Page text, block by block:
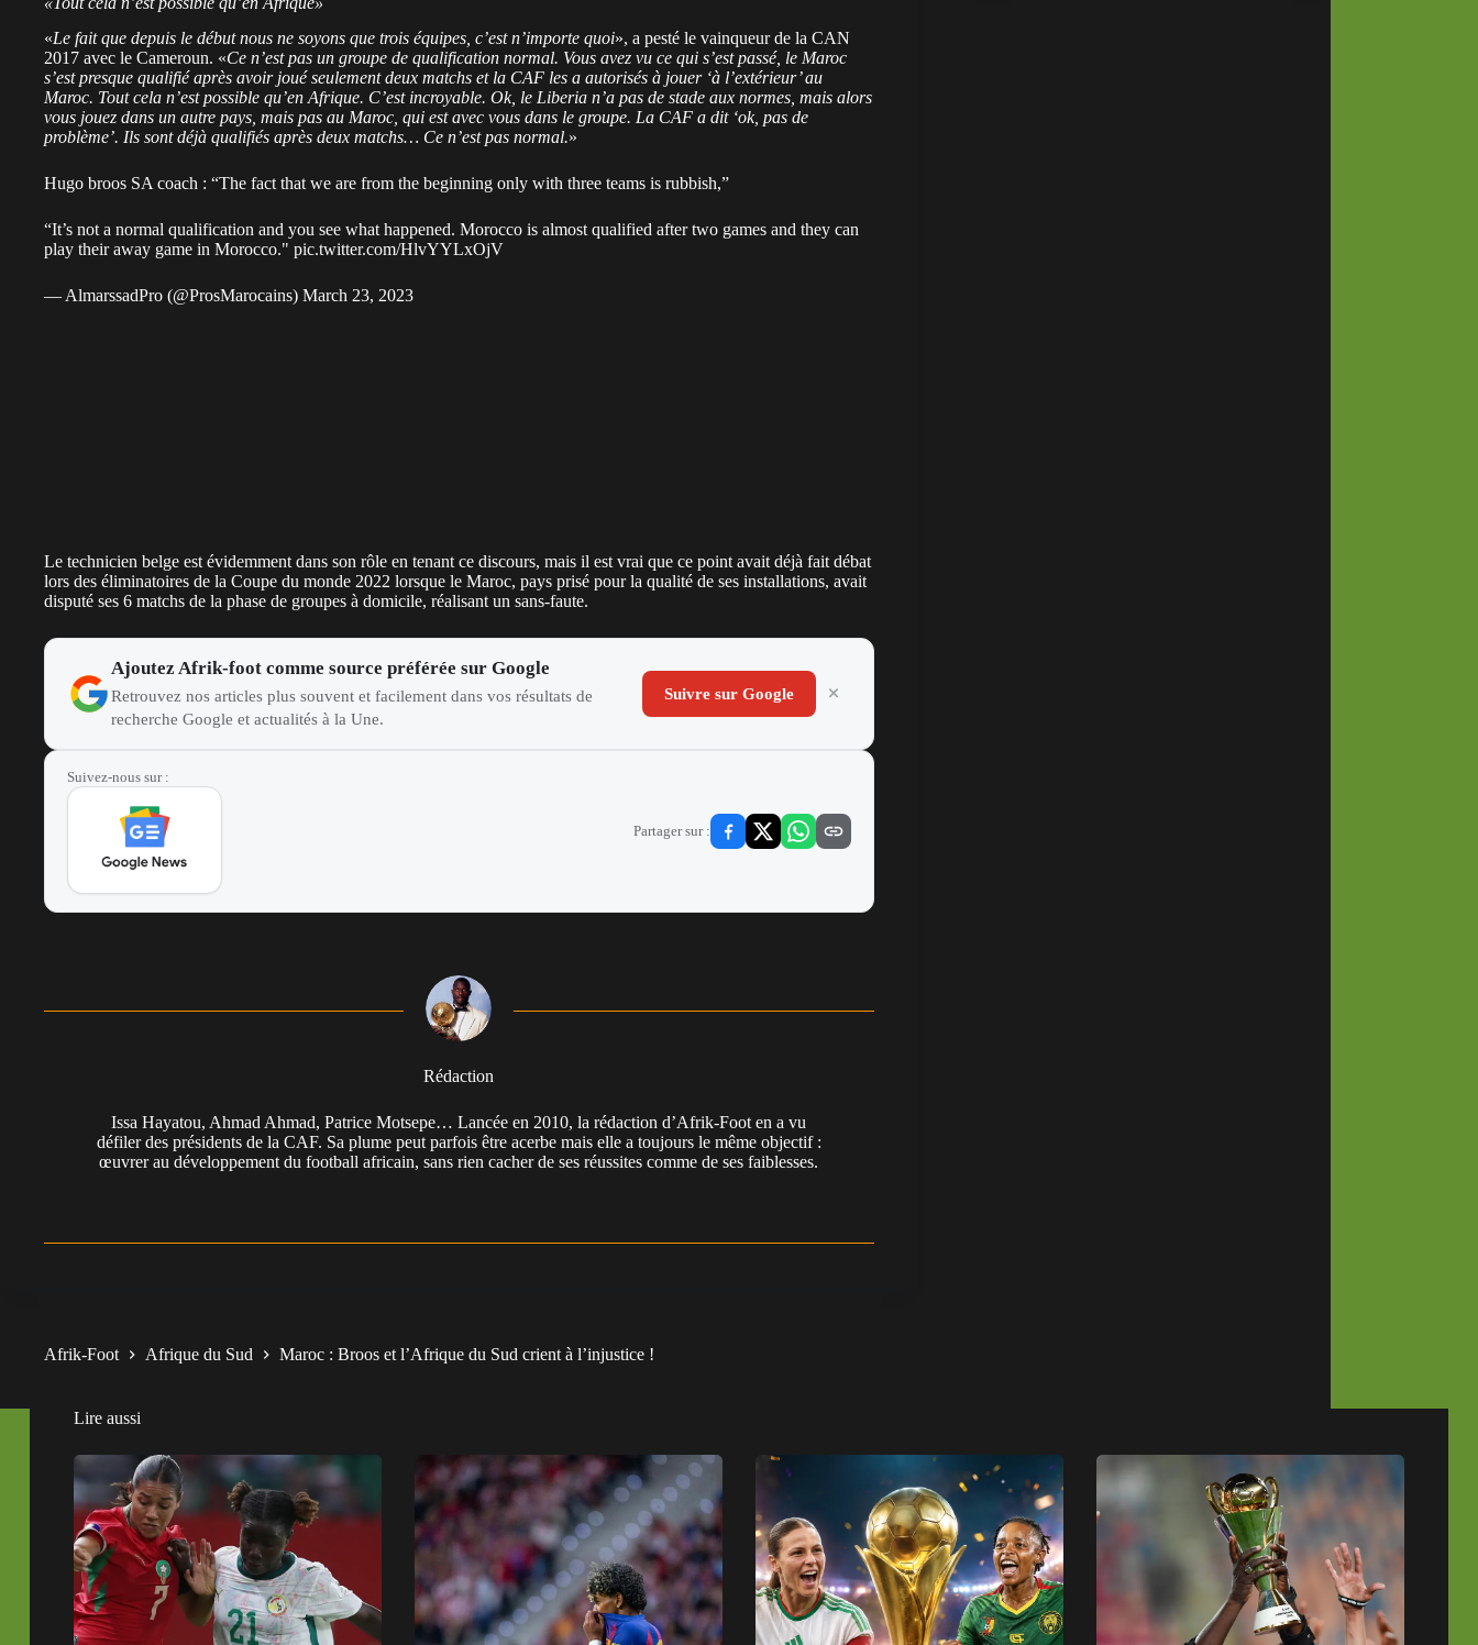
«Le fait que depuis le début nous ne soyons que trois équipes, c’est n’importe quoi», a pesté le vainqueur de la CAN
2017 avec le Cameroun. «Ce n’est pas un groupe de qualification normal. Vous avez vu ce qui s’est passé, le Maroc
s’est presque qualifié après avoir joué seulement deux matchs et la CAF les a autorisés à jouer ‘à l’extérieur’ au
Maroc. Tout cela n’est possible qu’en Afrique. C’est incroyable. Ok, le Liberia n’a pas de stade aux normes, mais alors
vous jouez dans un autre pays, mais pas au Maroc, qui est avec vous dans le groupe. La CAF a dit ‘ok, pas de
problème’. Ils sont déjà qualifiés après deux matchs… Ce n’est pas normal.»
Hugo broos SA coach : “The fact that we are from the beginning only with three teams is rubbish,”
“It’s not a normal qualification and you see what happened. Morocco is almost qualified after two games and they can
play their away game in Morocco." pic.twitter.com/HlvYYLxOjV
— AlmarssadPro (@ProsMarocains) March 23, 2023
Le technicien belge est évidemment dans son rôle en tenant ce discours, mais il est vrai que ce point avait déjà fait débat
lors des éliminatoires de la Coupe du monde 2022 lorsque le Maroc, pays prisé pour la qualité de ses installations, avait
disputé ses 6 matchs de la phase de groupes à domicile, réalisant un sans-faute.
Ajoutez Afrik-foot comme source préférée sur Google
Retrouvez nos articles plus souvent et facilement dans vos résultats de
recherche Google et actualités à la Une.
Suivre sur Google
Suivez-nous sur :
Partager sur :
Rédaction
Issa Hayatou, Ahmad Ahmad, Patrice Motsepe… Lancée en 2010, la rédaction d’Afrik-Foot en a vu
défiler des présidents de la CAF. Sa plume peut parfois être acerbe mais elle a toujours le même objectif :
œuvrer au développement du football africain, sans rien cacher de ses réussites comme de ses faiblesses.
Afrik-Foot Afrique du Sud Maroc : Broos et l’Afrique du Sud crient à l’injustice !
Lire aussi